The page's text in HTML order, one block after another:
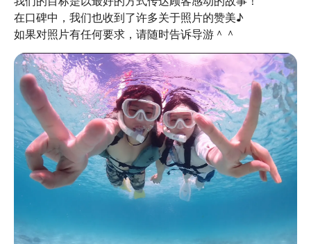
在口碑中，我们也收到了许多关于照片的赞美♪
如果对照片有任何要求，请随时告诉导游＾＾